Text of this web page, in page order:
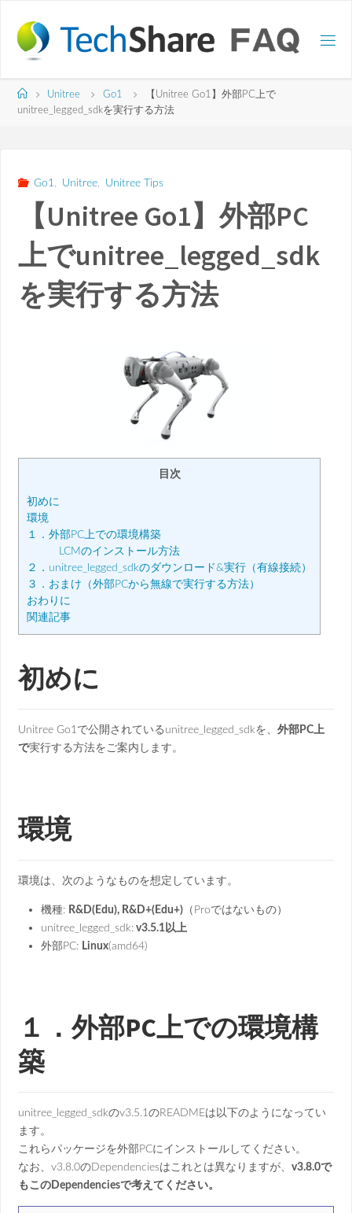
ツ
ホ
ー
Unitree Go1
【Unitree Go1】外部PC上で
unitree_legged_sdkを実行する方法
Go1 Unitree Unitree Tips
【Unitree Go1】外部PC
上でunitree_legged_sdk
を実行する方法
目次
初めに
環境
１．外部PC上での環境構築
LCMのインストール方法
２．unitree_legged_sdkのダウンロード&実行（有線接続）
３．おまけ（外部PCから無線で実行する方法）
おわりに
関連記事
初めに
Unitree Go1で公開されているunitree_legged_sdkを、外部PC上
で実行する方法をご案内します。
環境
環境は、次のようなものを想定しています。
機種: R&D(Edu), R&D+(Edu+) （Proではないもの）
unitree_legged_sdk: v3.5.1以上
外部PC: Linux(amd64)
１．外部PC上での環境構
築
unitree_legged_sdkのv3.5.1のREADMEは以下のようになってい
ます。
これらパッケージを外部PCにインストールしてください。
なお、v3.8.0のDependenciesはこれとは異なりますが、v3.8.0で
もこのDependenciesで考えてください。